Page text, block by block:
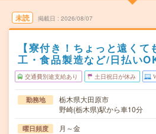
未読 掲載日 2026/08/07
【寮付き！ちょっと遠く
工・食品製造など/日払い
交通費別途支給あり 土日祝日が休み
勤務地
栃木県大田原市
野崎(栃木県)駅から車10分
曜日頻度 月～金